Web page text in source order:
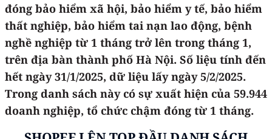
đóng bảo hiểm xã hội, bảo hiểm y tế, bảo hiểm
thất nghiệp, bảo hiểm tai nạn lao động, bệnh
nghề nghiệp từ 1 tháng trở lên trong tháng 1,
trên địa bàn thành phố Hà Nội. Số liệu tính đến
hết ngày 31/1/2025, dữ liệu lấy ngày 5/2/2025.
Trong danh sách này có sự xuất hiện của 59.944
doanh nghiệp, tổ chức chậm đóng từ 1 tháng.